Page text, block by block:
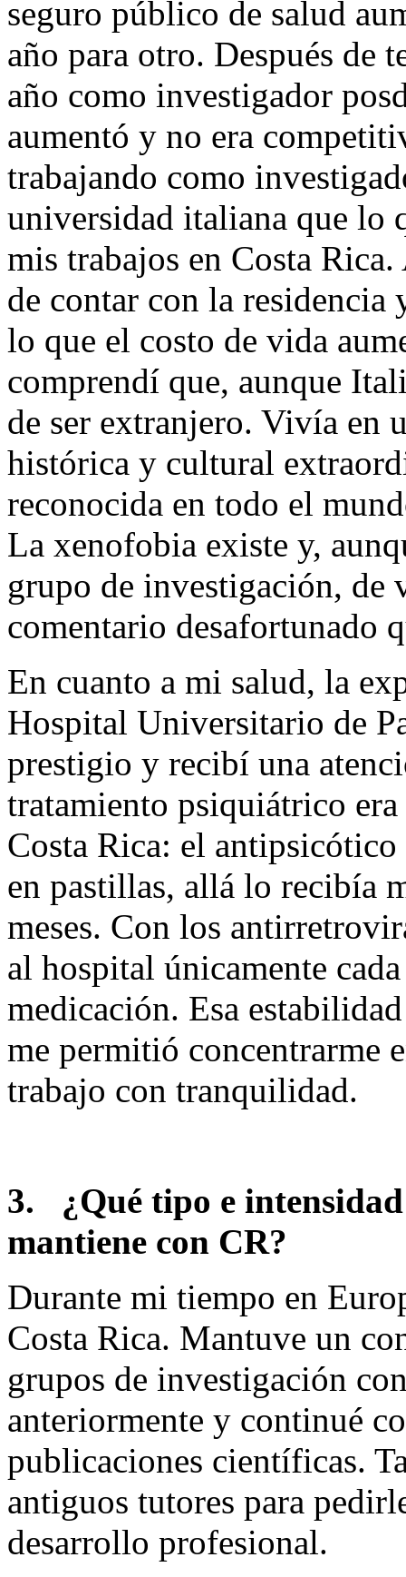
seguro público de salud
año para otro. Después de
año como investigador
aumentó y no era
trabajando como
universidad italiana que lo
mis trabajos en Costa
de contar con la
lo que el costo de vida
comprendí que, aunque
de ser extranjero. Vivía en
histórica y cultural
reconocida en todo el
La xenofobia existe y,
grupo de investigación, de
comentario desafortunado
En cuanto a mi salud, la
Hospital Universitario de
prestigio y recibí una
tratamiento psiquiátrico
Costa Rica: el
en pastillas, allá lo recibía
meses. Con los
al hospital únicamente
medicación. Esa
me permitió concentrarme
trabajo con tranquilidad.
3. ¿Qué tipo e
mantiene con CR?
Durante mi tiempo en
Costa Rica. Mantuve un
grupos de investigación
anteriormente y continué
publicaciones científicas.
antiguos tutores para
desarrollo profesional.